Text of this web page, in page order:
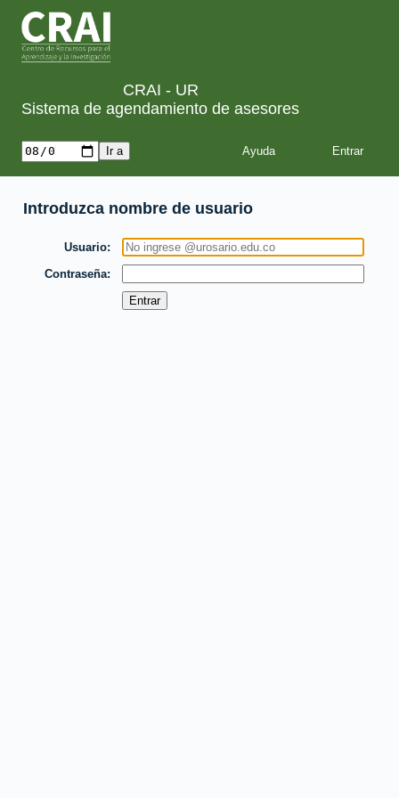
CRAI - UR
Sistema de agendamiento de asesores
Ayuda
Introduzca nombre de usuario
Usuario
Contraseña